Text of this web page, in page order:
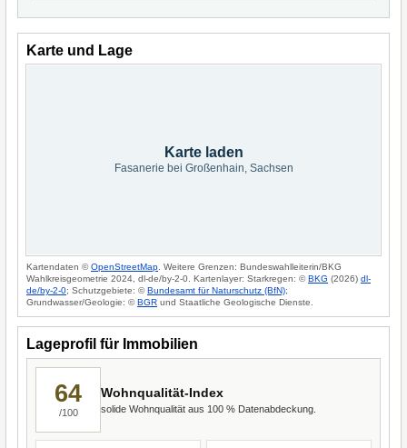
Karte und Lage
Karte laden
Fasanerie bei Großenhain, Sachsen
Kartendaten ©OpenStreetMap . Weitere Grenzen: Bundeswahlleiterin/BKG
Wahlkreisgeometrie 2024, dl-de/by-2-0. Kartenlayer: Starkregen: ©BKG (2026) dl-
de/by-2-0; Schutzgebiete: ©Bundesamt für Naturschutz (BfN);
Grundwasser/Geologie: ©BGR und Staatliche Geologische Dienste.
Lageprofil für Immobilien
64
/100
Wohnqualität-Index
solide Wohnqualität aus 100 % Datenabdeckung.